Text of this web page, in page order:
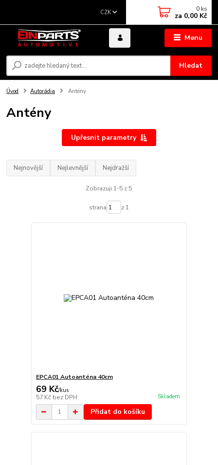
Menu
CZK
Hledat
0 ks
za 0,00 Kč
Úvod Autorádia Antény
Antény
Upřesnit parametry
Nejnovější Nejlevnější Nejdražší
Zobrazuji 1-5 z 5
strana z 1
EPCA01 Autoanténa 40cm
69 Kč/kus
57 Kč bez DPH Skladem
Přidat do košíku